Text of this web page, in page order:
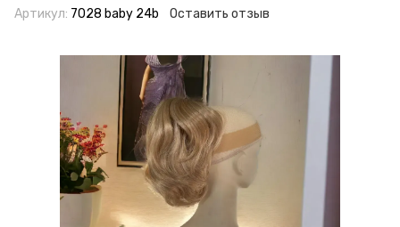
Артикул: 7028 baby 24b Оставить отзыв